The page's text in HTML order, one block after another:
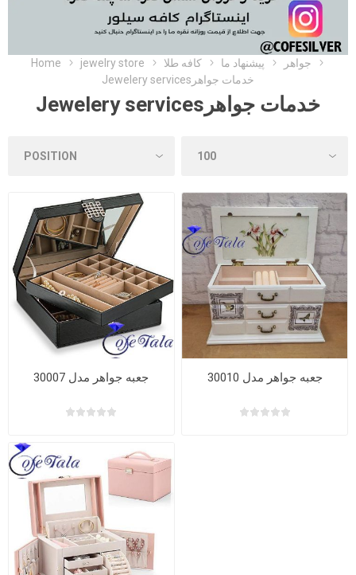
Home jewelry store کافه طلا پیشنهاد ما
جواهر
Jewelery servicesخدمات جواهر
Jewelery servicesخدمات جواهر
جعبه جواهر مدل 30007 جعبه جواهر مدل 30010